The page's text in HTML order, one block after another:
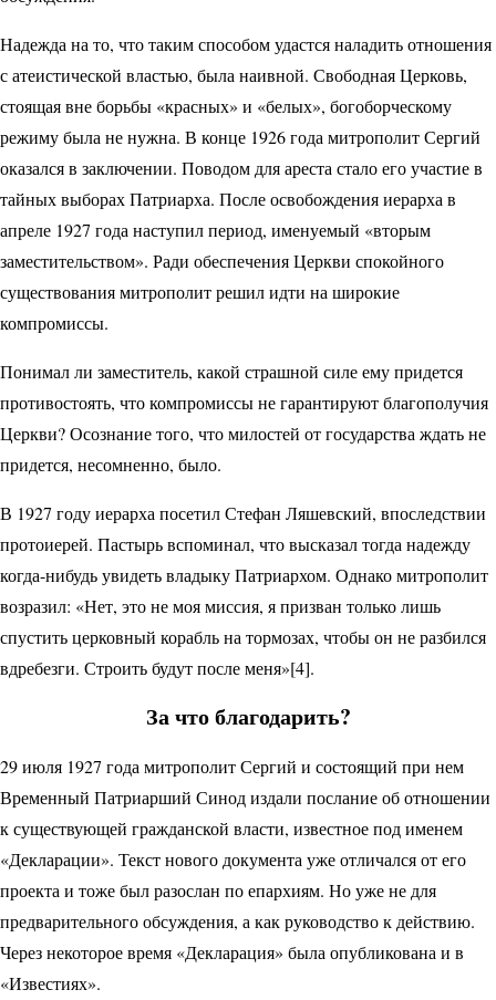
Надежда на то, что таким способом удастся наладить отношения
с атеистической властью, была наивной. Свободная Церковь,
стоящая вне борьбы «красных» и «белых», богоборческому
режиму была не нужна. В конце 1926 года мит­рополит Сергий
оказался в заключении. Поводом для ареста стало его участие в
тайных выборах Патриарха. После освобождения иерарха в
апреле 1927 года наступил период, именуемый «вторым
заместительством». Ради обеспечения Церкви спокойного
существования митрополит решил идти на широкие
компромиссы.
Понимал ли заместитель, какой страшной силе ему придется
противостоять, что компромиссы не гарантируют благополучия
Церкви? Осознание того, что милостей от государства ждать не
придется, несомненно, было.
В 1927 году иерарха посетил Стефан Ляшевский, впоследствии
протоиерей. Пастырь вспоминал, что высказал тогда надежду
когда-нибудь увидеть владыку Патриархом. Однако митрополит
возразил: «Нет, это не моя миссия, я призван только лишь
спустить церковный корабль на тормозах, чтобы он не разбился
вдребезги. Строить будут после меня»[4].
За что благодарить?
29 июля 1927 года митрополит Сергий и состоящий при нем
Временный Патриарший Синод издали послание об отношении
к сущест­вующей гражданской власти, известное под именем
«Декларации». Текст нового документа уже отличался от его
проекта и тоже был разослан по епархиям. Но уже не для
предварительного обсуждения, а как руководство к действию.
Через некоторое время «Декларация» была опубликована и в
«Известиях».